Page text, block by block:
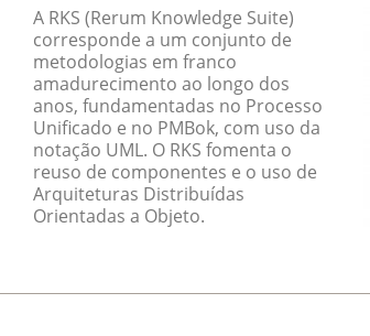
A RKS (Rerum Knowledge Suite)
corresponde a um conjunto de
metodologias em franco
amadurecimento ao longo dos
anos, fundamentadas no Processo
Unificado e no PMBok, com uso da
notação UML. O RKS fomenta o
reuso de componentes e o uso de
Arquiteturas Distribuídas
Orientadas a Objeto.